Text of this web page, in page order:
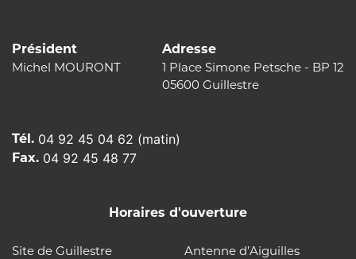
Président
Michel MOURONT
Adresse
1 Place Simone Petsche - BP 12
05600 Guillestre
Tél. 04 92 45 04 62 (matin)
Fax. 04 92 45 48 77
Horaires d'ouverture
Site de Guillestre
Antenne d’Aiguilles